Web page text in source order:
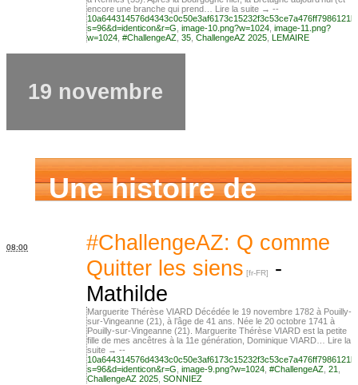
encore une branche qui prend… Lire la suite → --
s=96&d=identicon&r=G, image-10.png?w=1024, image-11.png?
w=1024, #ChallengeAZ, 35, ChallengeAZ 2025, LEMAIRE
19 novembre
Une histoire de
famille
08:00
#ChallengeAZ: Q comme
Quitter les siens
-
Mathilde
Marguerite Thérèse VIARD Décédée le 19 novembre 1782 à Pouilly-
sur-Vingeanne (21), à l’âge de 41 ans. Née le 20 octobre 1741 à
Pouilly-sur-Vingeanne (21). Marguerite Thérèse VIARD est la petite
fille de mes ancêtres à la 11e génération, Dominique VIARD… Lire la
suite → --
s=96&d=identicon&r=G image-9.png?w=1024 #ChallengeAZ 21
ChallengeAZ 2025 SONNIEZ